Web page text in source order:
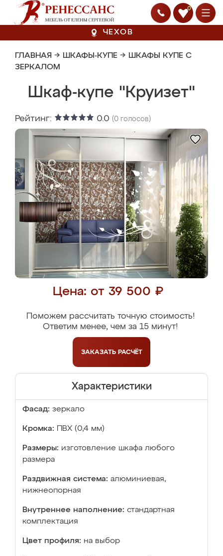
0
ЧЕХОВ
ГЛАВНАЯ → ШКАФЫ-КУПЕ → ШКАФЫ КУПЕ С
ЗЕРКАЛОМ
Шкаф-купе "Круизет"
Рейтинг: 0.0 (0 голосов)
Цена: от 39 500 ₽
Поможем рассчитать точную стоимость!
Ответим менее, чем за 15 минут!
ЗАКАЗАТЬ РАСЧЁТ
Характеристики
Фасад: зеркало
Кромка: ПВХ (0,4 мм)
Размеры: изготовление шкафа любого
размера
Раздвижная система: алюминиевая,
нижнеопорная
Внутреннее наполнение: стандартная
комплектация
Цвет профиля: на выбор